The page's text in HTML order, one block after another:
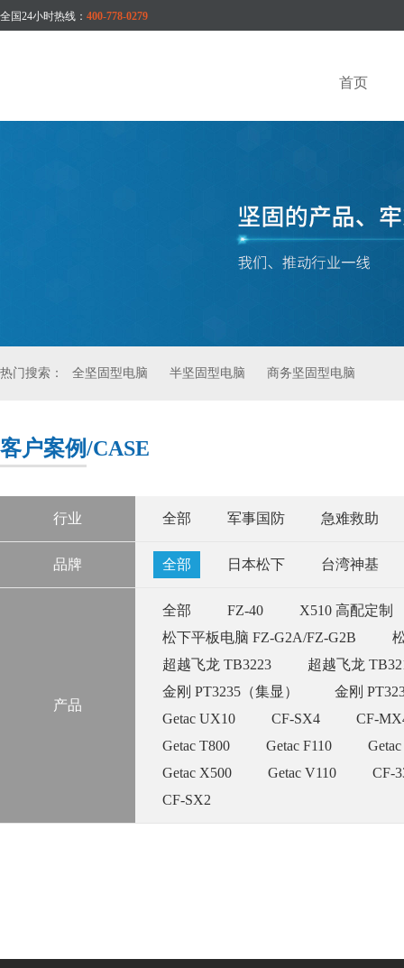
全国24小时热线： 400-778-0279
首页
热门搜索： 全坚固型电脑 半坚固型电脑 商务坚固型电脑
客户案例/CASE
行业 全部 军事国防 急难救助
品牌 全部 日本松下 台湾神基
产品
全部 FZ-40
X510 高配定制
松下平板电脑 FZ-G2A/FZ-G2B
超越飞龙 TB3223
超越飞龙
金刚 PT3235（集显）
金刚
Getac UX10
CF-SX4
CF-
Getac T800
Getac F110
Getac X500
Getac V110
CF-
CF-SX2